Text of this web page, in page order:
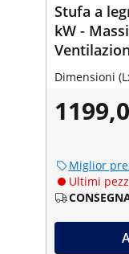
Stufa a
kW -
m³ -
Dimensioni
Miglior
Ultimi